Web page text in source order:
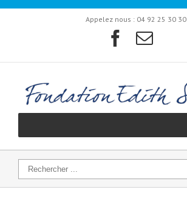
Appelez nous : 04 92 25 30 30